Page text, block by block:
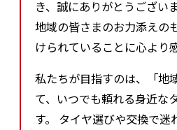
き、誠にありがとうございま
地域の皆さまのお力添えの
けられていることに心より
私たちが目指すのは、「地
て、いつでも頼れる身近な
す。 タイヤ選びや交換で迷